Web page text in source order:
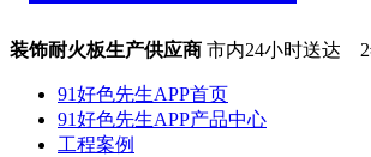
装饰耐火板生产供应商 市内24小时送达
91好色先生APP首页
91好色先生APP产品中心
工程案例